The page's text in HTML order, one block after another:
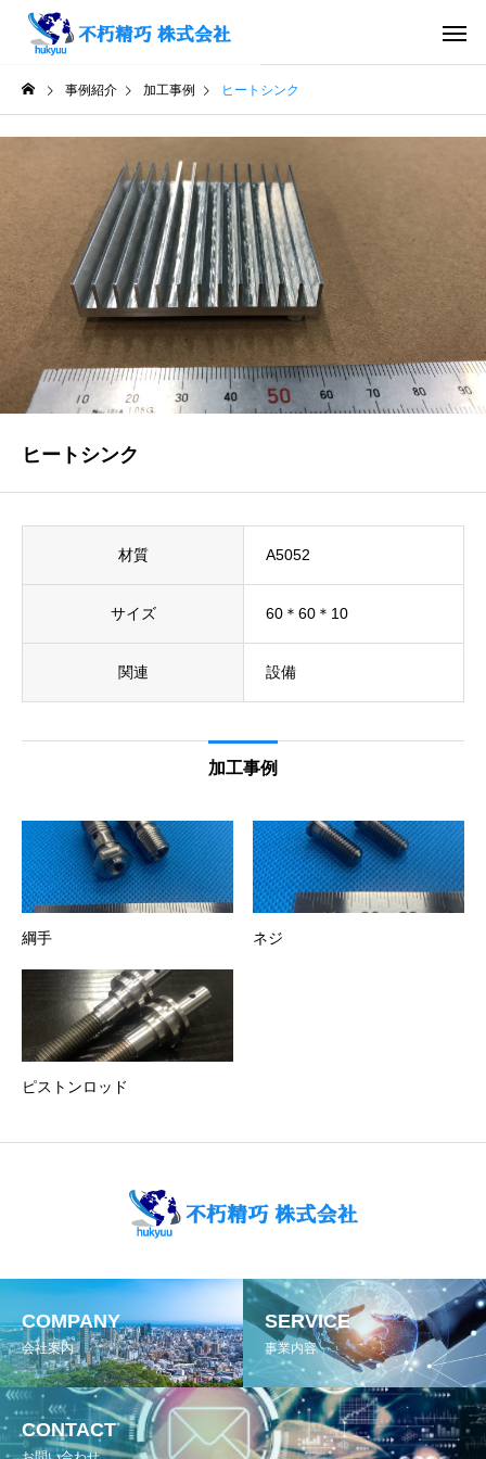
事例紹介 加工事例 ヒートシンク
ヒートシンク
材質 A5052
サイズ 60＊60＊10
関連 設備
加工事例
綱手 ネジ
ピストンロッド
COMPANY
会社案内
SERVICE
事業内容
CONTACT